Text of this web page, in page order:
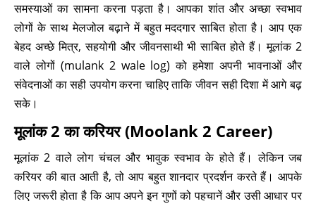
समस्याओं का सामना करना पड़ता है। आपका शांत और अच्छा स्वभाव
लोगों के साथ मेलजोल बढ़ाने में बहुत मददगार साबित होता है। आप एक
बेहद अच्छे मित्र, सहयोगी और जीवनसाथी भी साबित होते हैं। मूलांक 2
वाले लोगों (mulank 2 wale log) को हमेशा अपनी भावनाओं और
संवेदनाओं का सही उपयोग करना चाहिए ताकि जीवन सही दिशा में आगे बढ़
सके।
मूलांक 2 का करियर (Moolank 2 Career)
मूलांक 2 वाले लोग चंचल और भावुक स्वभाव के होते हैं। लेकिन जब
करियर की बात आती है, तो आप बहुत शानदार प्रदर्शन करते हैं। आपके
लिए जरूरी होता है कि आप अपने इन गुणों को पहचानें और उसी आधार पर